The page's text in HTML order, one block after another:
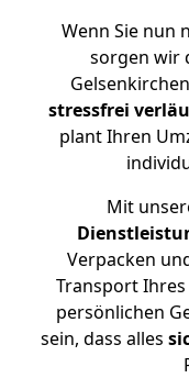
Wenn Sie nun
sorgen wir
stressfrei
plant Ihren
Mit
Verpacken
Transport
persönlichen
sein, dass alles